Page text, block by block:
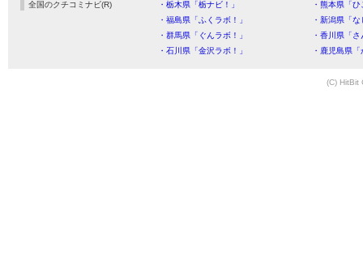
全国のクチコミナビ(R) ・栃木県「栃ナビ！」
・熊本県「
・福島県「ふくラボ！」
・新潟県「
・群馬県「ぐんラボ！」
・香川県「
・石川県「金沢ラボ！」
・鹿児島県
(C) HitBit